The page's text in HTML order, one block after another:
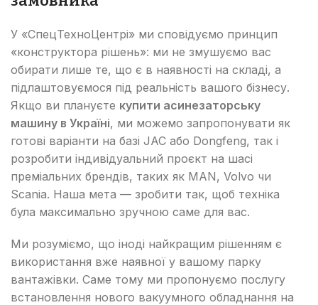
У «СпецТехноЦентрі» ми сповідуємо принцип
«конструктора рішень»: ми не змушуємо вас
обирати лише те, що є в наявності на складі, а
підлаштовуємося під реальність вашого бізнесу.
Якщо ви плануєте купити асинезаторську
машину в Україні, ми можемо запропонувати як
готові варіанти на базі JAC або Dongfeng, так і
розробити індивідуальний проєкт на шасі
преміальних брендів, таких як MAN, Volvo чи
Scania. Наша мета — зробити так, щоб техніка
була максимально зручною саме для вас.
Ми розуміємо, що іноді найкращим рішенням є
використання вже наявної у вашому парку
вантажівки. Саме тому ми пропонуємо послугу
встановлення нового вакуумного обладнання на